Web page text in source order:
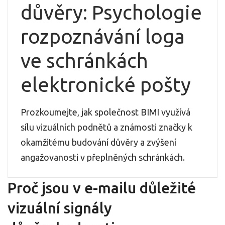
důvěry: Psychologie
rozpoznávání loga
ve schránkách
elektronické pošty
Prozkoumejte, jak společnost BIMI využívá
sílu vizuálních podnětů a známosti značky k
okamžitému budování důvěry a zvýšení
angažovanosti v přeplněných schránkách.
Proč jsou v e-mailu důležité
vizuální signály